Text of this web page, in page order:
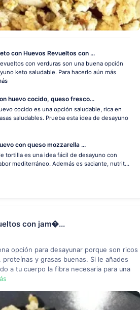
con Huevos Revueltos con ...
con verduras son una buena opción
keto saludable. Para hacerlo aún más
huevo cocido, queso fresco...
cocido es una opción saludable, rica en
saludables. Prueba esta idea de desayuno
con queso mozzarella ...
tortilla es una idea fácil de desayuno con
mediterráneo. Además es saciante, nutrit...
con jam�...
opción para desayunar porque son ricos
y grasas buenas. Si le añades
a tu cuerpo la fibra necesaria para una